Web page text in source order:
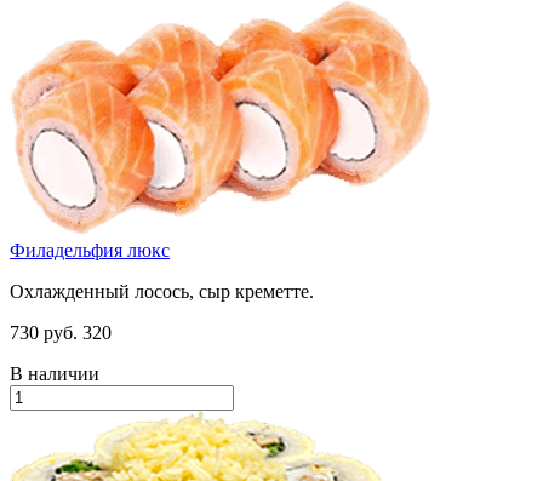
Филадельфия люкс
Охлажденный лосось, сыр креметте.
730 руб. 320
В наличии